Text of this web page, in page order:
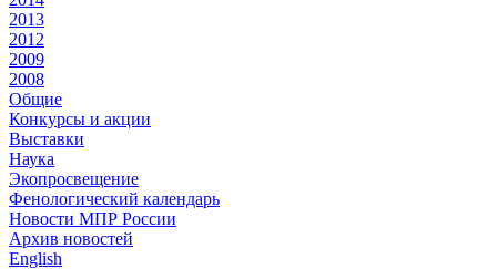
2013
2012
2009
2008
Общие
Конкурсы и акции
Выставки
Наука
Экопросвещение
Фенологический календарь
Новости МПР России
Архив новостей
English